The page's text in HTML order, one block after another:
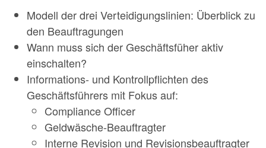
Modell der drei Verteidigungslinien: Überblick zu
den Beauftragungen
Wann muss sich der Geschäftsfüher aktiv
einschalten?
Informations- und Kontrollpflichten des
Geschäftsführers mit Fokus auf:
Compliance Officer
Geldwäsche-Beauftragter
Interne Revision und Revisionsbeauftragter